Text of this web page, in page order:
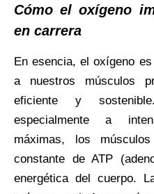
Cómo el oxígeno
en carrera
En esencia, el oxígeno
a nuestros músculos
eficiente y
especialmente a
máximas, los
constante de ATP
energética del cuerpo.